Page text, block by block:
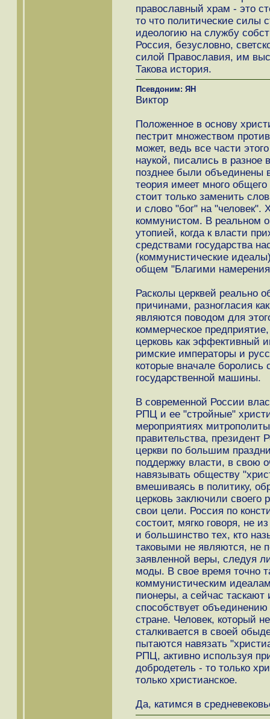
православный храм - это
то что политические силы
идеологию на службу
Россия, безусловно,
силой Православия, им
Такова история.
Псевдоним: ЯН
Виктор
Положенное в основу
пестрит множеством
может, ведь все части
наукой, писались в
позднее были объединены
теория имеет много
стоит только заменить
и слово "бог" на
коммунистом. В реальном
утопией, когда к власти
средствами государства
(коммунистические
общем "Благими
Расколы церквей реально
причинами, разногласия
являются поводом для
коммерческое
церковь как эффективный
римские императоры и
которые вначале боролись
государственной машины.
В современной России
РПЦ и ее "стройные"
мероприятиях
правительства, президент
церкви по большим
поддержку власти, в свою
навязывать обществу
вмешиваясь в политику,
церковь заключили своего
свои цели. Россия по
состоит, мягко говоря, не
и большинство тех, кто
таковыми не являются, не
заявленной веры, следуя
моды. В свое время точно
коммунистическим
пионеры, а сейчас таскают
способствует
стране. Человек, который
сталкивается в своей
пытаются навязать
РПЦ, активно используя
добродетель - то только
только христианское.
Да, катимся в